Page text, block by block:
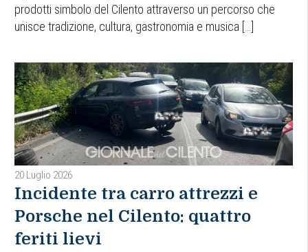
prodotti simbolo del Cilento attraverso un percorso che
unisce tradizione, cultura, gastronomia e musica […]
20 Luglio 2026
Incidente tra carro attrezzi e
Porsche nel Cilento: quattro
feriti lievi